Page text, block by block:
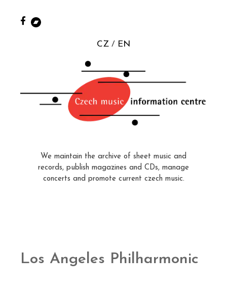
CZ EN
We maintain the archive of sheet music and
records, publish magazines and CDs, manage
concerts and promote current czech music.
Los Angeles Philharmonic